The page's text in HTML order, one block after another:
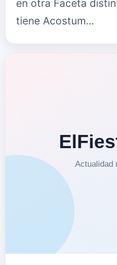
en otra Faceta
tiene Acostum…